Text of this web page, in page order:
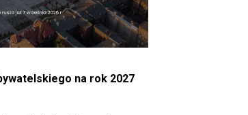
na rok 2027